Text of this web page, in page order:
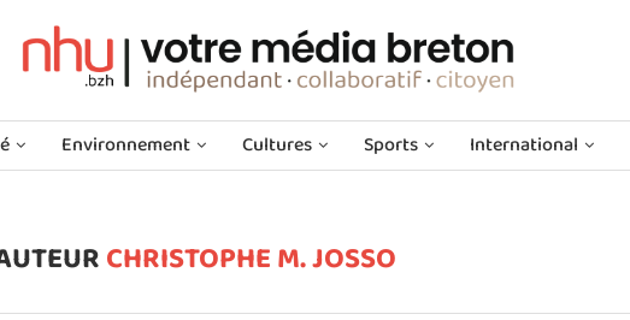
Environnement Cultures Sports International
CHRISTOPHE M. JOSSO